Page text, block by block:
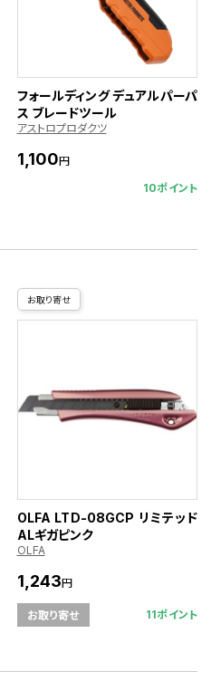
フォールディング デュアルパーパ
ス ブレードツール
アストロプロダクツ
1,100円
10ポイント
お取り寄せ
OLFA LTD-08GCP リミテッド
ALギガピンク
OLFA
1,243円
お取り寄せ 11ポイント